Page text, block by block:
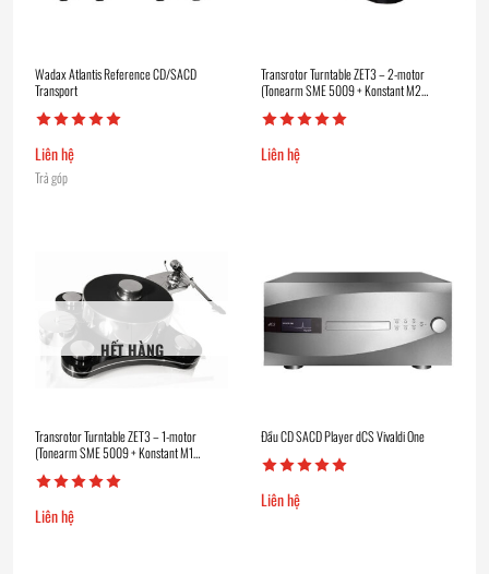
Wadax Atlantis Reference CD/SACD
Transport
Liên hệ
Trả góp
Transrotor Turntable ZET3 – 2-motor
(Tonearm SME 5009 + Konstant M2
Liên hệ
HẾT HÀNG
Transrotor Turntable ZET3 – 1-motor
(Tonearm SME 5009 + Konstant M1
Liên hệ
Đầu CD SACD Player dCS Vivaldi One
Liên hệ